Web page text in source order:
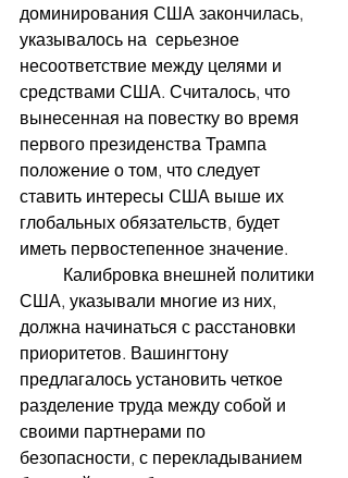
доминирования США закончилась,
указывалось на  серьезное
несоответствие между целями и
средствами США. Считалось, что
вынесенная на повестку во время
первого президенства Трампа
положение о том, что следует
ставить интересы США выше их
глобальных обязательств, будет
иметь первостепенное значение.
США, указывали многие из них,
должна начинаться с расстановки
приоритетов. Вашингтону
предлагалось установить четкое
разделение труда между собой и
своими партнерами по
безопасности, с перекладыванием